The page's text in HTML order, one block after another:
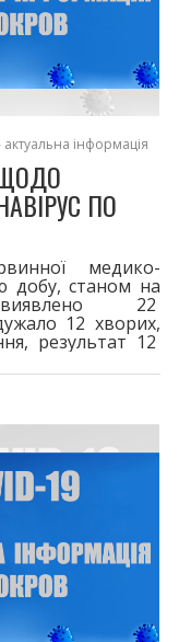
інформація
ПО
медико-
добу, станом на
22
12 хворих,
результат 12